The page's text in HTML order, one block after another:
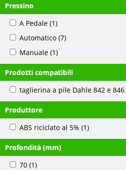
Pressino
A Pedale (1)
Automatico (7)
Manuale (1)
Prodotti compatibili
taglierina a pile Dahle 842 e 846
Produttore
ABS riciclato al 5% (1)
Profondità (mm)
70 (1)